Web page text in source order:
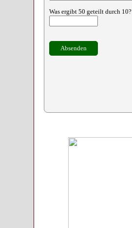
Was ergibt 50 geteilt durch 10?